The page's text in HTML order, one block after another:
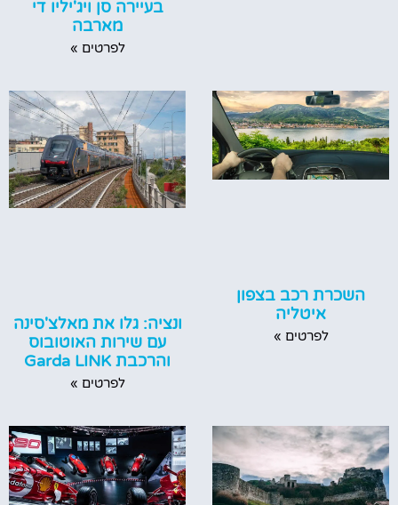
בעיירה סן ויג'יליו די
מארבה
לפרטים »
השכרת רכב בצפון
איטליה
לפרטים »
ונציה: גלו את מאלצ'סינה
עם שירות האוטובוס
והרכבת Garda LINK
לפרטים »